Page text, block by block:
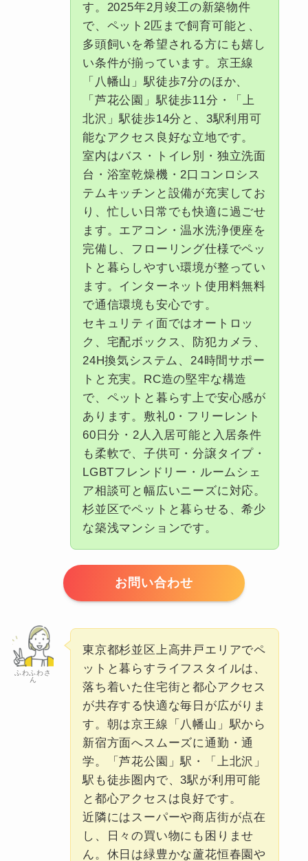
す。2025年2月竣工の新築物件
で、ペット2匹まで飼育可能と、
多頭飼いを希望される方にも嬉し
い条件が揃っています。京王線
「八幡山」駅徒歩7分のほか、
「芦花公園」駅徒歩11分・「上
北沢」駅徒歩14分と、3駅利用可
能なアクセス良好な立地です。
室内はバス・トイレ別・独立洗面
台・浴室乾燥機・2口コンロシス
テムキッチンと設備が充実してお
り、忙しい日常でも快適に過ごせ
ます。エアコン・温水洗浄便座を
完備し、フローリング仕様でペッ
トと暮らしやすい環境が整ってい
ます。インターネット使用料無料
で通信環境も安心です。
セキュリティ面ではオートロッ
ク、宅配ボックス、防犯カメラ、
24H換気システム、24時間サポー
トと充実。RC造の堅牢な構造
で、ペットと暮らす上で安心感が
あります。敷礼0・フリーレント
60日分・2人入居可能と入居条件
も柔軟で、子供可・分譲タイプ・
LGBTフレンドリー・ルームシェ
ア相談可と幅広いニーズに対応。
杉並区でペットと暮らせる、希少
な築浅マンションです。
お問い合わせ
ふわふわさ
ん
東京都杉並区上高井戸エリアでペ
ットと暮らすライフスタイルは、
落ち着いた住宅街と都心アクセス
が共存する快適な毎日が広がりま
す。朝は京王線「八幡山」駅から
新宿方面へスムーズに通勤・通
学。「芦花公園」駅・「上北沢」
駅も徒歩圏内で、3駅が利用可能
と都心アクセスは良好です。
近隣にはスーパーや商店街が点在
し、日々の買い物にも困りませ
ん。休日は緑豊かな蘆花恒春園や